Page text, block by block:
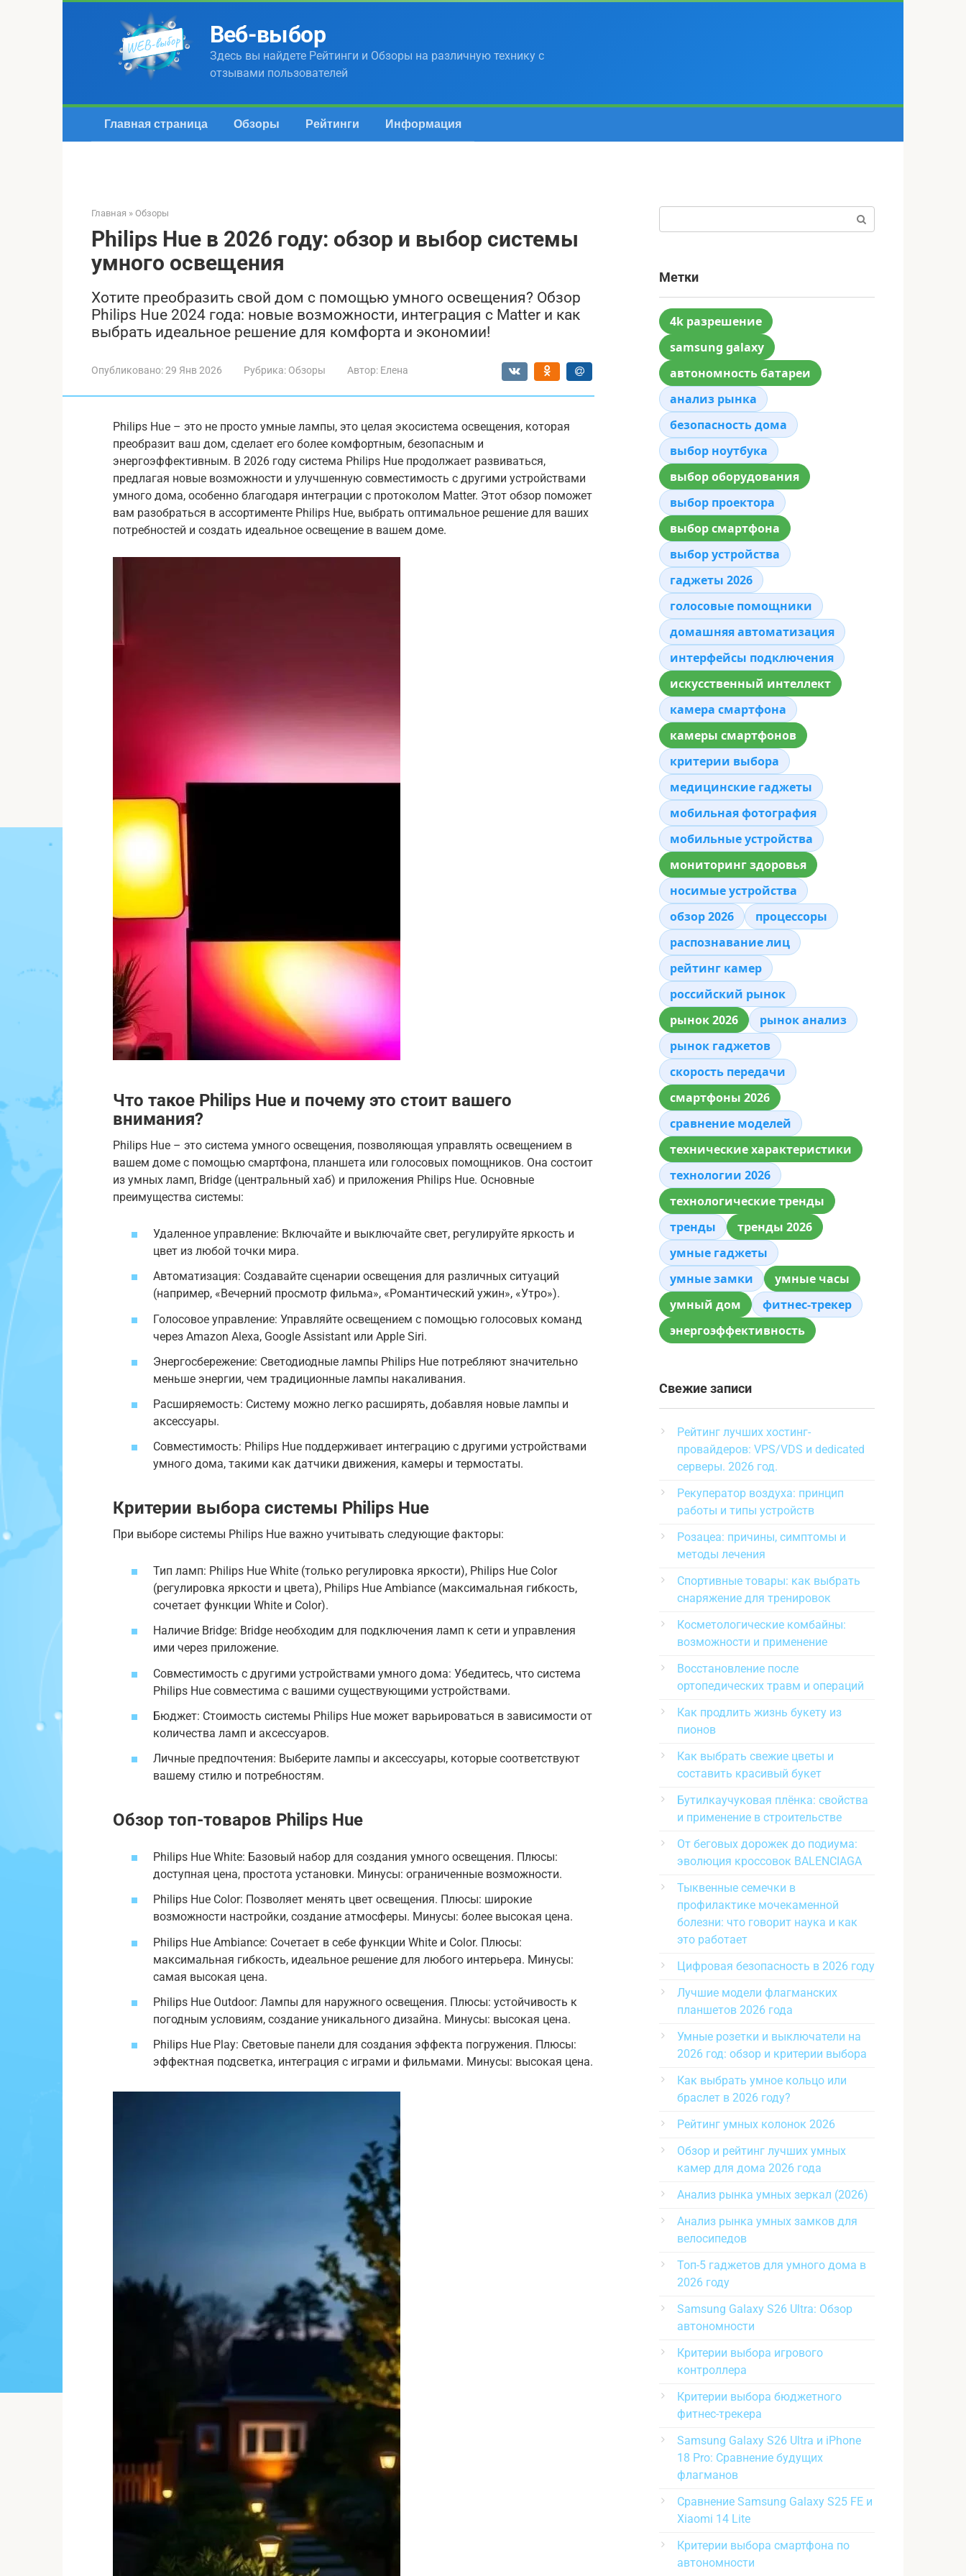
Веб-выбор
Здесь вы найдете Рейтинги и Обзоры на различную технику с
отзывами пользователей
Главная страница Обзоры Рейтинги Информация
Главная » Обзоры
Philips Hue в 2026 году: обзор и выбор системы
умного освещения
Хотите преобразить свой дом с помощью умного освещения? Обзор
Philips Hue 2024 года: новые возможности, интеграция с Matter и как
выбрать идеальное решение для комфорта и экономии!
Опубликовано:29 Янв 2026 Рубрика: Обзоры Автор: Елена
Philips Hue – это не просто умные лампы, это целая экосистема освещения, которая
преобразит ваш дом, сделает его более комфортным, безопасным и
энергоэффективным. В 2026 году система Philips Hue продолжает развиваться,
предлагая новые возможности и улучшенную совместимость с другими устройствами
умного дома, особенно благодаря интеграции с протоколом Matter. Этот обзор поможет
вам разобраться в ассортименте Philips Hue, выбрать оптимальное решение для ваших
потребностей и создать идеальное освещение в вашем доме.
Что такое Philips Hue и почему это стоит вашего
внимания?
Philips Hue – это система умного освещения, позволяющая управлять освещением в
вашем доме с помощью смартфона, планшета или голосовых помощников. Она состоит
из умных ламп, Bridge (центральный хаб) и приложения Philips Hue. Основные
преимущества системы:
Удаленное управление: Включайте и выключайте свет, регулируйте яркость и
цвет из любой точки мира.
Автоматизация: Создавайте сценарии освещения для различных ситуаций
(например, «Вечерний просмотр фильма», «Романтический ужин», «Утро»).
Голосовое управление: Управляйте освещением с помощью голосовых команд
через Amazon Alexa, Google Assistant или Apple Siri.
Энергосбережение: Светодиодные лампы Philips Hue потребляют значительно
меньше энергии, чем традиционные лампы накаливания.
Расширяемость: Систему можно легко расширять, добавляя новые лампы и
аксессуары.
Совместимость: Philips Hue поддерживает интеграцию с другими устройствами
умного дома, такими как датчики движения, камеры и термостаты.
Критерии выбора системы Philips Hue
При выборе системы Philips Hue важно учитывать следующие факторы:
Тип ламп: Philips Hue White (только регулировка яркости), Philips Hue Color
(регулировка яркости и цвета), Philips Hue Ambiance (максимальная гибкость,
сочетает функции White и Color).
Наличие Bridge: Bridge необходим для подключения ламп к сети и управления
ими через приложение.
Совместимость с другими устройствами умного дома: Убедитесь, что система
Philips Hue совместима с вашими существующими устройствами.
Бюджет: Стоимость системы Philips Hue может варьироваться в зависимости от
количества ламп и аксессуаров.
Личные предпочтения: Выберите лампы и аксессуары, которые соответствуют
вашему стилю и потребностям.
Обзор топ-товаров Philips Hue
Philips Hue White: Базовый набор для создания умного освещения. Плюсы:
доступная цена, простота установки. Минусы: ограниченные возможности.
Philips Hue Color: Позволяет менять цвет освещения. Плюсы: широкие
возможности настройки, создание атмосферы. Минусы: более высокая цена.
Philips Hue Ambiance: Сочетает в себе функции White и Color. Плюсы:
максимальная гибкость, идеальное решение для любого интерьера. Минусы:
самая высокая цена.
Philips Hue Outdoor: Лампы для наружного освещения. Плюсы: устойчивость к
погодным условиям, создание уникального дизайна. Минусы: высокая цена.
Philips Hue Play: Световые панели для создания эффекта погружения. Плюсы:
эффектная подсветка, интеграция с играми и фильмами. Минусы: высокая цена.
Метки
4k разрешение
samsung galaxy
автономность батареи
анализ рынка
безопасность дома
выбор ноутбука
выбор оборудования
выбор проектора
выбор смартфона
выбор устройства
гаджеты 2026
голосовые помощники
домашняя автоматизация
интерфейсы подключения
искусственный интеллект
камера смартфона
камеры смартфонов
критерии выбора
медицинские гаджеты
мобильная фотография
мобильные устройства
мониторинг здоровья
носимые устройства
обзор 2026
процессоры
распознавание лиц
рейтинг камер
российский рынок
рынок 2026
рынок анализ
рынок гаджетов
скорость передачи
смартфоны 2026
сравнение моделей
технические характеристики
технологии 2026
технологические тренды
тренды
тренды 2026
умные гаджеты
умные замки
умные часы
умный дом
фитнес-трекер
энергоэффективность
Свежие записи
Рейтинг лучших хостинг-
провайдеров: VPS/VDS и dedicated
серверы. 2026 год.
Рекуператор воздуха: принцип
работы и типы устройств
Розацеа: причины, симптомы и
методы лечения
Спортивные товары: как выбрать
снаряжение для тренировок
Косметологические комбайны:
возможности и применение
Восстановление после
ортопедических травм и операций
Как продлить жизнь букету из
пионов
Как выбрать свежие цветы и
составить красивый букет
Бутилкаучуковая плёнка: свойства
и применение в строительстве
От беговых дорожек до подиума:
эволюция кроссовок BALENCIAGA
Тыквенные семечки в
профилактике мочекаменной
болезни: что говорит наука и как
это работает
Цифровая безопасность в 2026 году
Лучшие модели флагманских
планшетов 2026 года
Умные розетки и выключатели на
2026 год: обзор и критерии выбора
Как выбрать умное кольцо или
браслет в 2026 году?
Рейтинг умных колонок 2026
Обзор и рейтинг лучших умных
камер для дома 2026 года
Анализ рынка умных зеркал (2026)
Анализ рынка умных замков для
велосипедов
Топ-5 гаджетов для умного дома в
2026 году
Samsung Galaxy S26 Ultra: Обзор
автономности
Критерии выбора игрового
контроллера
Критерии выбора бюджетного
фитнес-трекера
Samsung Galaxy S26 Ultra и iPhone
18 Pro: Сравнение будущих
флагманов
Сравнение Samsung Galaxy S25 FE и
Xiaomi 14 Lite
Критерии выбора смартфона по
автономности